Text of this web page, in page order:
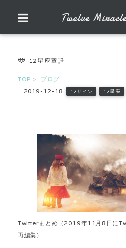
Twelve
12星座童話
TOP
ブログ
2019-12-18
12サイン 12星座
Twitterまとめ（2019年11月8日に
再編集）